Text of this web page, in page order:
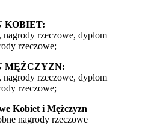
KOBIET:
nagrody rzeczowe, dyplom
rzeczowe;
MĘŻCZYZN:
nagrody rzeczowe, dyplom
rzeczowe;
Kobiet i Mężczyzn
nagrody rzeczowe